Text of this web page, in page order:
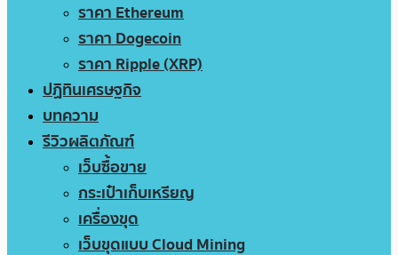
ราคา Ethereum
ราคา Dogecoin
ราคา Ripple (XRP)
ปฏิทินเศรษฐกิจ
บทความ
รีวิวผลิตภัณฑ์
เว็บซื้อขาย
กระเป๋าเก็บเหรียญ
เครื่องขุด
เว็บขุดแบบ Cloud Mining